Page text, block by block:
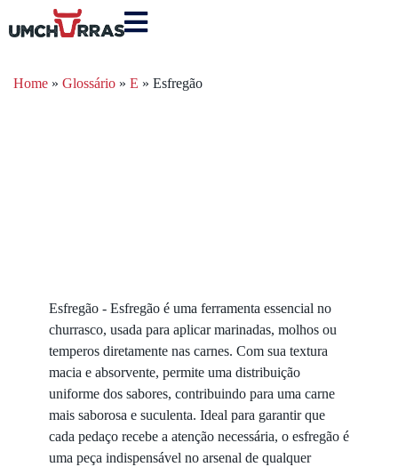
Home » Glossário » E » Esfregão
Esfregão - Esfregão é uma ferramenta essencial no
churrasco, usada para aplicar marinadas, molhos ou
temperos diretamente nas carnes. Com sua textura
macia e absorvente, permite uma distribuição
uniforme dos sabores, contribuindo para uma carne
mais saborosa e suculenta. Ideal para garantir que
cada pedaço recebe a atenção necessária, o esfregão é
uma peça indispensável no arsenal de qualquer